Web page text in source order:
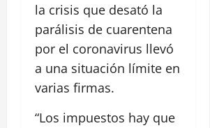
la crisis que desató la
parálisis de cuarentena
por el coronavirus llevó
a una situación límite en
varias firmas.
“Los impuestos hay que